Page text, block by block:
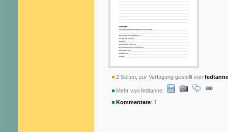
2 Seiten, zur Verfügung gestellt von fedtanne
Mehr von fedtanne:
Kommentare: 1